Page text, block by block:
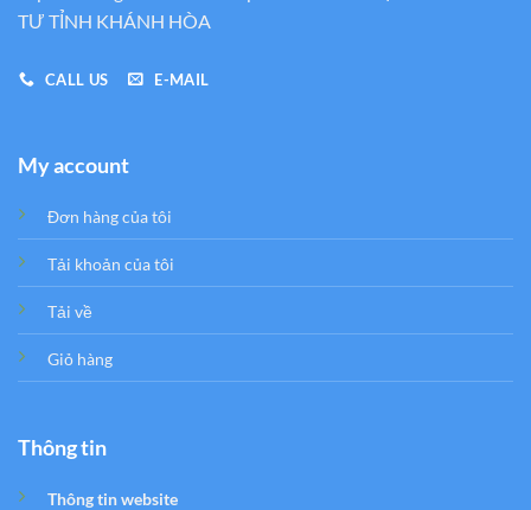
TƯ TỈNH KHÁNH HÒA
CALL US E-MAIL
My account
Đơn hàng của tôi
Tải khoản của tôi
Tải về
Giỏ hàng
Thông tin
Thông tin website